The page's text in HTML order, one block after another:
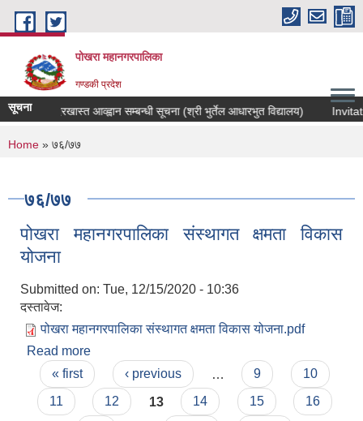
Skip to main content
पोखरा महानगरपालिका
गण्डकी प्रदेश
सूचना
लागि दरखास्त आव्ह्वान सम्बन्धी सूचना (श्री भुर्तेल आधारभुत विद्यालय)
You are here
Home » ७६/७७
७६/७७
पोखरा महानगरपालिका संस्थागत क्षमता विकास
योजना
Submitted on: Tue, 12/15/2020 - 10:36
दस्तावेज:
पोखरा महानगरपालिका संस्थागत क्षमता विकास योजना.pdf
Read more
योजना
Pages
« first ‹ previous 9
10
11
12 13 14 15
16